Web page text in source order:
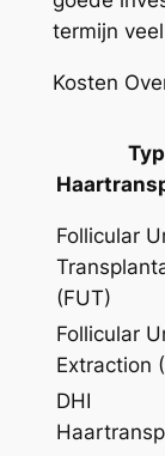
termijn
Kosten
Follicular
(FUT)
Follicular
Extraction
DHI